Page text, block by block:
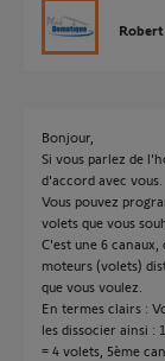
Robert
Bonjour,
Si vous parlez de
d'accord avec vous.
Vous pouvez
volets que vous
C'est une 6
moteurs (volets)
que vous voulez.
En termes clairs :
les dissocier ainsi :
= 4 volets, 5ème